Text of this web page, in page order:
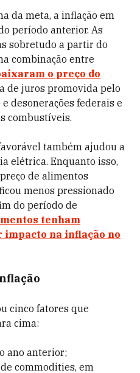
da meta, a inflação em
período anterior. As
sobretudo a partir do
combinação entre
o preço do
de juros promovida pelo
e desonerações federais e
combustíveis.
também ajudou a
elétrica. Enquanto isso,
de alimentos
menos pressionado
do período de
tenham
na inflação no
cinco fatores que
cima:
ano anterior;
commodities, em